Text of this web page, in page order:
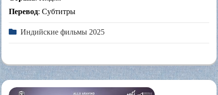
Перевод: Субтитры
Индийские фильмы 2025